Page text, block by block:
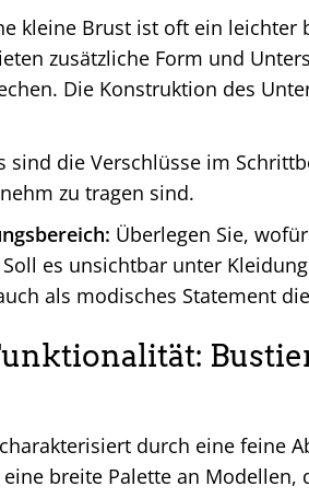
kleine Brust ist oft ein
zusätzliche Form und
Die Konstruktion des
sind die Verschlüsse im
zu tragen sind.
Überlegen Sie,
es unsichtbar unter
als modisches Statement
durch eine feine
breite Palette an